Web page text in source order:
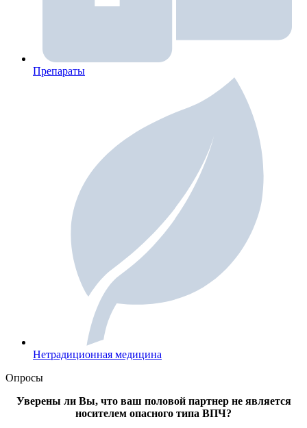
Препараты
Нетрадиционная медицина
Опросы
Уверены ли Вы, что ваш половой партнер не является
носителем опасного типа ВПЧ?